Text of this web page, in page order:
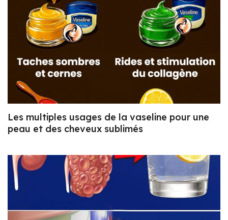
Les multiples usages de la vaseline pour une
peau et des cheveux sublimés